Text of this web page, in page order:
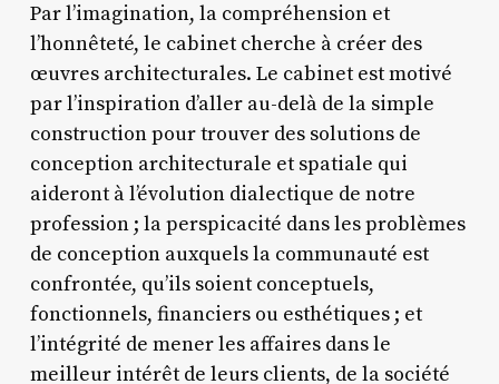
Par l’imagination, la compréhension et
l’honnêteté, le cabinet cherche à créer des
œuvres architecturales. Le cabinet est motivé
par l’inspiration d’aller au-delà de la simple
construction pour trouver des solutions de
conception architecturale et spatiale qui
aideront à l’évolution dialectique de notre
profession ; la perspicacité dans les problèmes
de conception auxquels la communauté est
confrontée, qu’ils soient conceptuels,
fonctionnels, financiers ou esthétiques ; et
l’intégrité de mener les affaires dans le
meilleur intérêt de leurs clients, de la société